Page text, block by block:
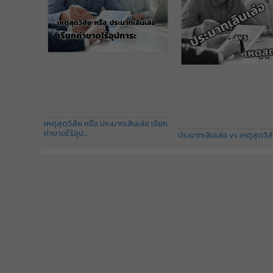
เหตุสุดวิสัย หรือ ประมาทเลินเล่อ เรียก
ค่าขาดไร้อุป...
ประมาทเลินเล่อ vs เหตุสุดวิ